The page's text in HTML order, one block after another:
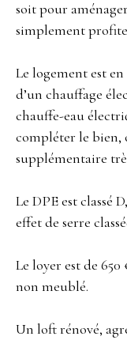
soit pour
simplement
Le logement est
d’un chauffage
chauffe-eau
compléter le bien,
supplémentaire
Le DPE est classé
effet de serre
Le loyer est de
non meublé.
Un loft rénové,